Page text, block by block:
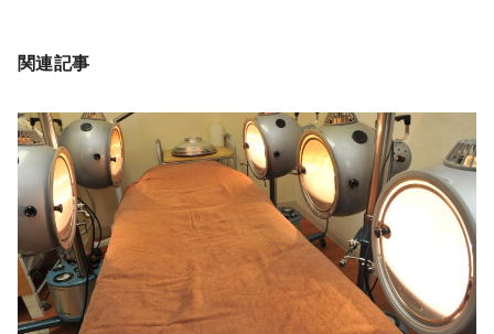
関連記事